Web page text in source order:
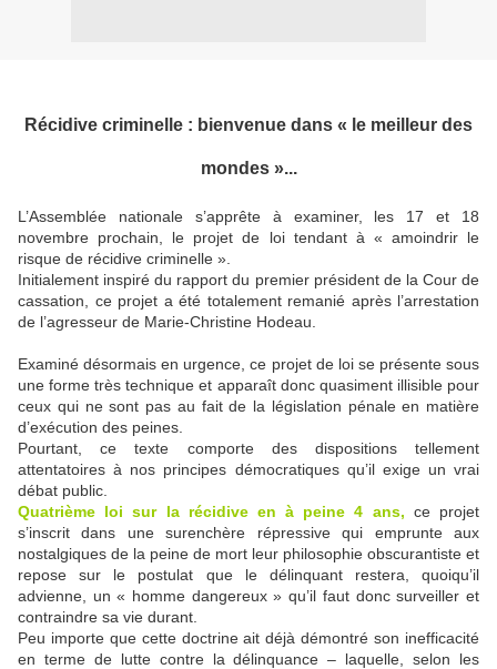
Récidive criminelle : bienvenue dans « le meilleur des
mondes »...
L’Assemblée nationale s’apprête à examiner, les 17 et 18
novembre prochain, le projet de loi tendant à « amoindrir le
risque de récidive criminelle ».
Initialement inspiré du rapport du premier président de la Cour de
cassation, ce projet a été totalement remanié après l’arrestation
de l’agresseur de Marie-Christine Hodeau.
Examiné désormais en urgence, ce projet de loi se présente sous
une forme très technique et apparaît donc quasiment illisible pour
ceux qui ne sont pas au fait de la législation pénale en matière
d’exécution des peines.
Pourtant, ce texte comporte des dispositions tellement
attentatoires à nos principes démocratiques qu’il exige un vrai
débat public.
Quatrième loi sur la récidive en à peine 4 ans, ce projet
s’inscrit dans une surenchère répressive qui emprunte aux
nostalgiques de la peine de mort leur philosophie obscurantiste et
repose sur le postulat que le délinquant restera, quoiqu’il
advienne, un « homme dangereux » qu’il faut donc surveiller et
contraindre sa vie durant.
Peu importe que cette doctrine ait déjà démontré son inefficacité
en terme de lutte contre la délinquance – laquelle, selon les